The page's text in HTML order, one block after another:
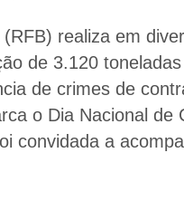
realiza em
de 3.120
de crimes de
o Dia Nacional de
convidada a